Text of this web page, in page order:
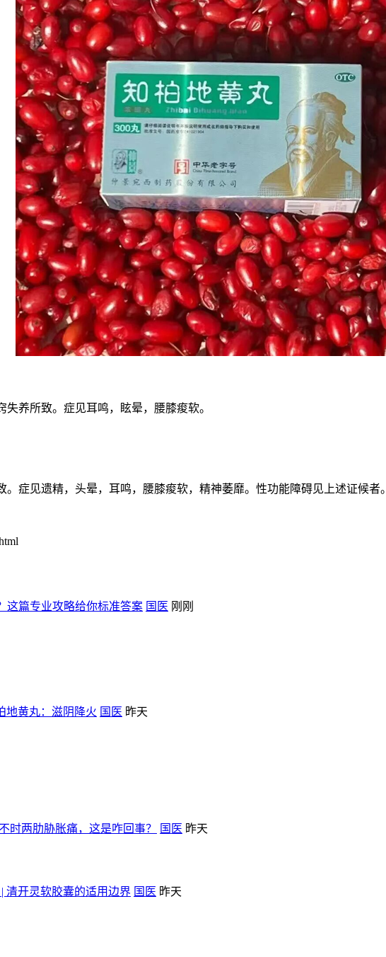
养所致。症见耳鸣，眩晕，腰膝痠软。
症见遗精，头晕，耳鸣，腰膝痠软，精神萎靡。性功能障碍见上述证候者
这篇专业攻略给你标准答案 国医 刚刚
地黄丸：滋阴降火 国医 昨天
时两肋胁胀痛，这是咋回事？ 国医 昨天
清开灵软胶囊的适用边界 国医 昨天